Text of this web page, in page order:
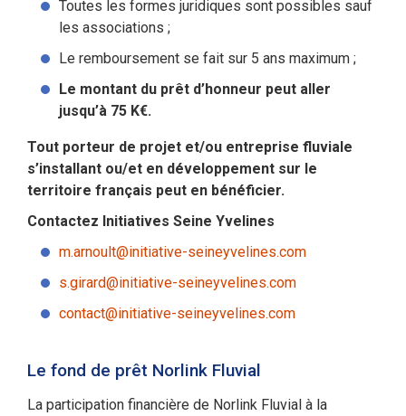
Toutes les formes juridiques sont possibles sauf
les associations ;
Le remboursement se fait sur 5 ans maximum ;
Le montant du prêt d’honneur peut aller
jusqu’à 75 K€.
Tout porteur de projet et/ou entreprise fluviale
s’installant ou/et en développement sur le
territoire français peut en bénéficier.
Contactez Initiatives Seine Yvelines
m.arnoult@initiative-seineyvelines.com
s.girard@initiative-seineyvelines.com
contact@initiative-seineyvelines.com
Le fond de prêt Norlink Fluvial
La participation financière de Norlink Fluvial à la